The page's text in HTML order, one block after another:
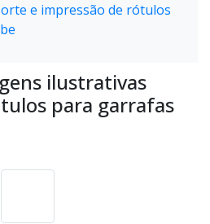
e impressão de rótulos
ilustrativas
para garrafas